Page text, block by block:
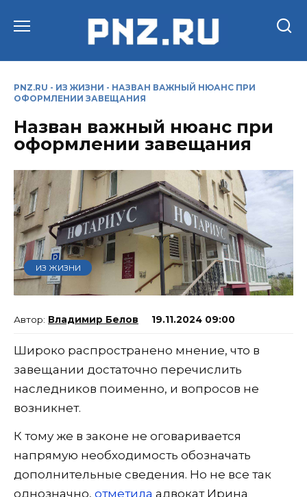
PNZ.RU - ИЗ ЖИЗНИ - НАЗВАН ВАЖНЫЙ НЮАНС ПРИ
ОФОРМЛЕНИИ ЗАВЕЩАНИЯ
Назван важный нюанс при
оформлении завещания
ИЗ ЖИЗНИ
Владимир Белов 19.11.2024 09:00
Широко распространено мнение, что в
завещании достаточно перечислить
наследников поименно, и вопросов не
возникнет.
К тому же в законе не оговаривается
напрямую необходимость обозначать
дополнительные сведения. Но не все так
однозначно, отметила адвокат Ирина